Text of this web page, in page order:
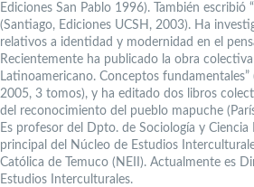
Ediciones San Pablo 1996). También escribió
(Santiago, Ediciones UCSH, 2003). Ha
relativos a identidad y modernidad en el
Recientemente ha publicado la obra
Latinoamericano. Conceptos fundamentales”
2005, 3 tomos), y ha editado dos libros
del reconocimiento del pueblo mapuche
Es profesor del Dpto. de Sociología y
principal del Núcleo de Estudios
Católica de Temuco (NEII). Actualmente es
Estudios Interculturales.